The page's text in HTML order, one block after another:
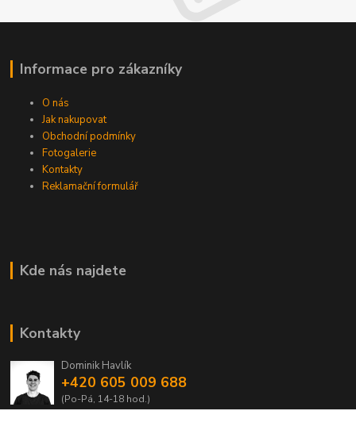
Informace pro zákazníky
O nás
Jak nakupovat
Obchodní podmínky
Fotogalerie
Kontakty
Reklamační formulář
Kde nás najdete
Kontakty
Dominik Havlík
+420 605 009 688
(Po-Pá, 14-18 hod.)